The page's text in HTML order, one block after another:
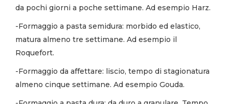
da pochi giorni a poche settimane. Ad esempio Harz.
-Formaggio a pasta semidura: morbido ed elastico,
matura almeno tre settimane. Ad esempio il
Roquefort.
-Formaggio da affettare: liscio, tempo di stagionatura
almeno cinque settimane. Ad esempio Gouda.